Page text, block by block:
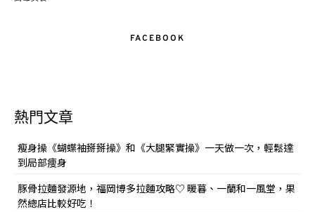
FACEBOOK
熱門文章
瘦身操《蝴蝶袖掰掰操》和《大腿緊實操》一天做一次，輕鬆達
到局部痩身
豚骨拉麵發源地，福岡博多拉麵攻略♡ 暖暮、一蘭和一風堂，果
然總店比較好吃！